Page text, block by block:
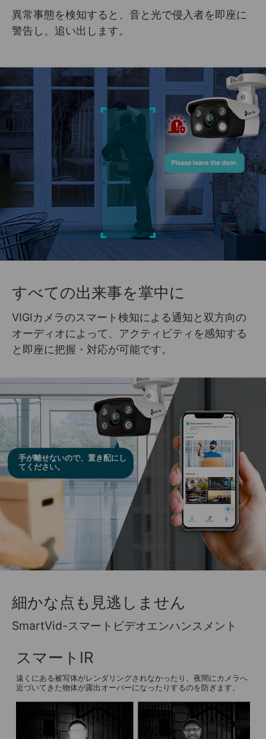
異常事態を検知すると、音と光で侵入者を即座に
警告し、追い出します。
すべての出来事を掌中に
VIGIカメラのスマート検知による通知と双方向の
オーディオによって、アクティビティを感知する
と即座に把握・対応が可能です。
手が離せないので、置き配にし
てください。
細かな点も見逃しません
SmartVid-スマートビデオエンハンスメント
スマートIR
遠くにある被写体がレンダリングされなかったり、夜間にカメラへ
近づいてきた物体が露出オーバーになったりするのを防ぎます。